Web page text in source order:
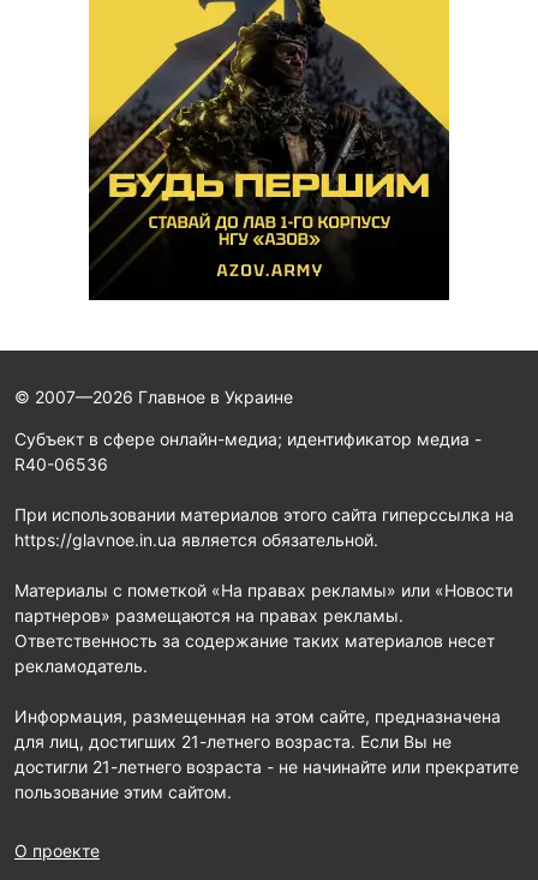
© 2007—2026 Главное в Украине
Субъект в сфере онлайн-медиа; идентификатор медиа -
R40-06536
При использовании материалов этого сайта гиперссылка на
https://glavnoe.in.ua является обязательной.
Материалы с пометкой «На правах рекламы» или «Новости
партнеров» размещаются на правах рекламы.
Ответственность за содержание таких материалов несет
рекламодатель.
Информация, размещенная на этом сайте, предназначена
для лиц, достигших 21-летнего возраста. Если Вы не
достигли 21-летнего возраста - не начинайте или прекратите
пользование этим сайтом.
О проекте